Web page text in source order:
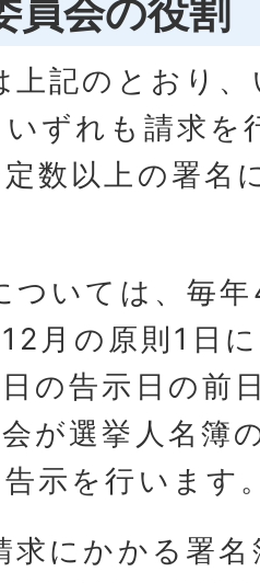
員会の役割
上記のとおり
ずれも請求を
数以上の署名
ついては、毎
月の原則1日
の告示日の前
が選挙人名簿
示を行います
求にかかる署